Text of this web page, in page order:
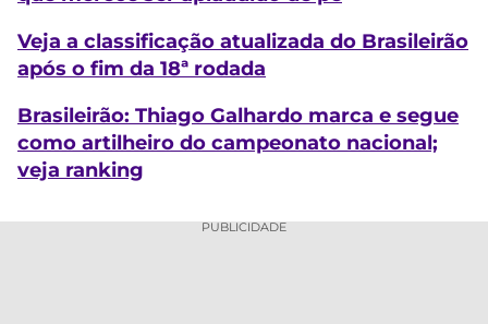
Veja a classificação atualizada do Brasileirão
após o fim da 18ª rodada
Brasileirão: Thiago Galhardo marca e segue
como artilheiro do campeonato nacional;
veja ranking
PUBLICIDADE